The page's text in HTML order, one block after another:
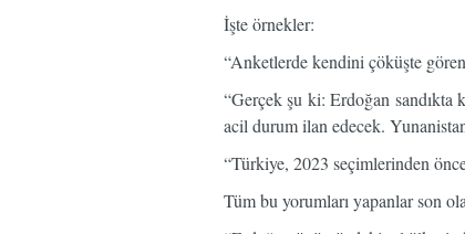
İşte örnekler:
“Anketlerde kendini çöküşte
“Gerçek şu ki: Erdoğan sandıkta
acil durum ilan edecek.
“Türkiye, 2023 seçimlerinden
Tüm bu yorumları yapanlar son